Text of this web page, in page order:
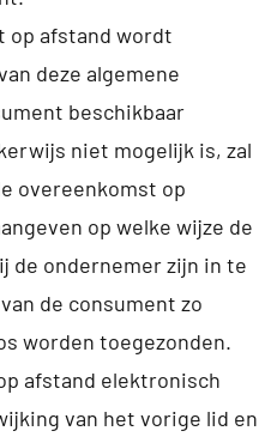
op afstand wordt
deze algemene
beschikbaar
niet mogelijk is, zal
overeenkomst op
op welke wijze de
de ondernemer zijn in te
de consument zo
worden toegezonden.
afstand elektronisch
van het vorige lid en